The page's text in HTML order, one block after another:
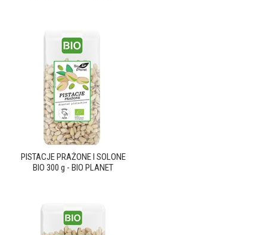
PISTACJE PRAŻONE I SOLONE
BIO 300 g - BIO PLANET